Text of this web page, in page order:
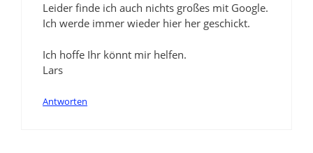
Leider finde ich auch nichts großes mit Google.
Ich werde immer wieder hier her geschickt.
Ich hoffe Ihr könnt mir helfen.
Lars
Antworten